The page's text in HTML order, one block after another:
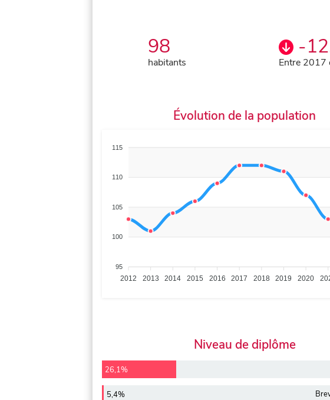
98
habitants
-
Entre 2017
Évolution de la population
115
110
105
100
95
2012 2013 2014 2015 2016 2017 2018 2019 2020
Niveau de diplôme
26,1%
5,4%